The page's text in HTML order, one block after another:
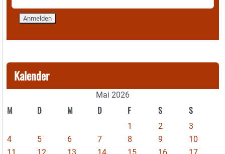
Kalender
Mai 2026
M D M D F S S
1 2
3
4
5 6 7 8 9
10